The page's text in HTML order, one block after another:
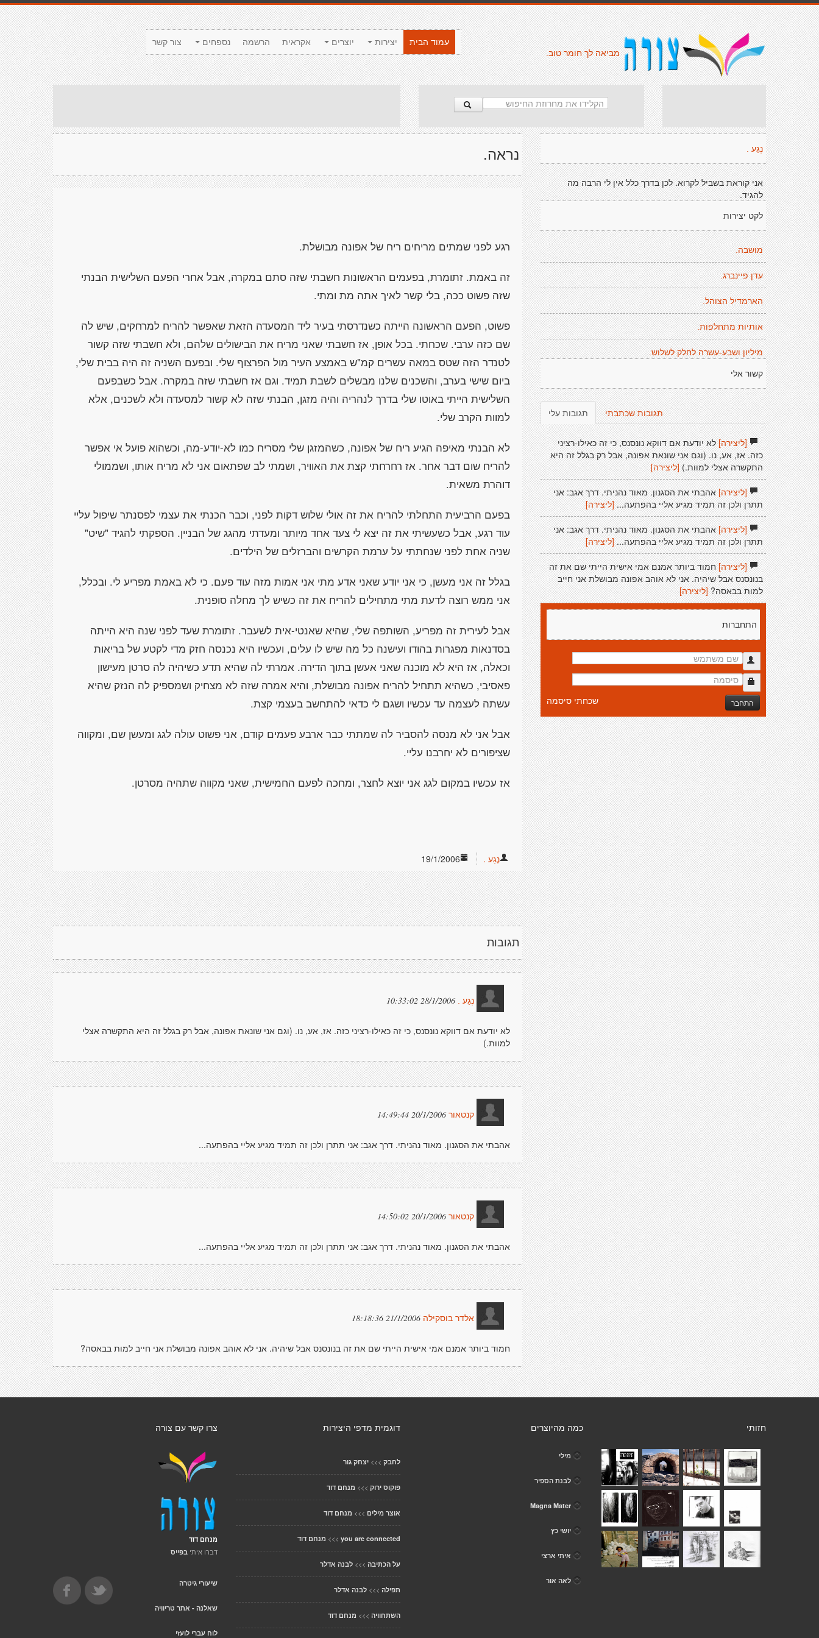
צור קשר נספחים הרשמה אקראית יוצרים יצירות
עמוד הבית
מביאה לך חומר טוב.
נראה.
רגע לפני שמתים מריחים ריח של אפונה מבושלת.
זה באמת. זתומרת, בפעמים הראשונות חשבתי שזה סתם במקרה, אבל אחרי הפעם השלישית הבנתי
שזה פשוט ככה, בלי קשר לאיך אתה מת ומתי.
פשוט, הפעם הראשונה הייתה כשנדרסתי בעיר ליד המסעדה הזאת שאפשר להריח למרחקים, שיש לה
שם כזה ערבי. שכחתי. בכל אופן, אז חשבתי שאני מריח את הבישולים שלהם, ולא חשבתי שזה קשור
לטנדר הזה שטס במאה עשרים קמ"ש באמצע העיר מול הפרצוף שלי. ובפעם השניה זה היה בבית שלי,
ביום שישי בערב, והשכנים שלנו מבשלים לשבת תמיד. וגם אז חשבתי שזה במקרה. אבל כשבפעם
השלישית הייתי באוטו שלי בדרך לנהריה והיה מזגן, הבנתי שזה לא קשור למסעדה ולא לשכנים, אלא
למוות הקרב שלי.
לא הבנתי מאיפה הגיע ריח של אפונה, כשהמזגן שלי מסריח כמו לא-יודע-מה, וכשהוא פועל אי אפשר
להריח שום דבר אחר. אז רחרחתי קצת את האוויר, ושמתי לב שפתאום אני לא מריח אותו, ושממולי
דוהרת משאית.
בפעם הרביעית התחלתי להריח את זה אולי שלוש דקות לפני, וכבר הכנתי את עצמי לפסנתר שיפול עליי
עוד רגע, אבל כשעשיתי את זה יצא לי צעד אחד מיותר ומעדתי מהגג של הבניין. הספקתי להגיד "שיט"
שניה אחת לפני שנחתתי על ערמת הקרשים והברזלים של הילדים.
בגלל זה אני מעשן, כי אני יודע שאני אדע מתי אני אמות מזה עוד פעם. כי לא באמת מפריע לי. ובכלל,
אני ממש רוצה לדעת מתי מתחילים להריח את זה כשיש לך מחלה סופנית.
אבל לעירית זה מפריע, השותפה שלי, שהיא שאנטי-אית לשעבר. זתומרת שעד לפני שנה היא הייתה
בסדנאות מפגרות בהודו ועישנה כל מה שיש לו עלים, ועכשיו היא נכנסה חזק מדי לקטע של בריאות
וכאלה, אז היא לא מוכנה שאני אעשן בתוך הדירה. אמרתי לה שהיא תדע כשיהיה לה סרטן מעישון
פאסיבי, כשהיא תתחיל להריח אפונה מבושלת, והיא אמרה שזה לא מצחיק ושמספיק לה הנזק שהיא
עשתה לעצמה עד עכשיו ושגם לי כדאי להתחשב בעצמי קצת.
אבל אני לא מנסה להסביר לה שמתתי כבר ארבע פעמים קודם, אני פשוט עולה לגג ומעשן שם, ומקווה
שציפורים לא יחרבנו עליי.
אז עכשיו במקום לגג אני יוצא לחצר, ומחכה לפעם החמישית, שאני מקווה שתהיה מסרטן.
19/1/2006 נֶגַע .
תגובות
נֶגַע . 28/1/2006 10:33:02
לא יודעת אם דווקא נונסנס, כי זה כאילו-רציני כזה. אז, אע, נו. (וגם אני שונאת אפונה, אבל רק בגלל זה היא התקשרה אצלי
למוות.)
קנטאור 20/1/2006 14:49:44
אהבתי את הסגנון. מאוד נהניתי. דרך אגב: אני תתרן ולכן זה תמיד מגיע אליי בהפתעה...
קנטאור 20/1/2006 14:50:02
אהבתי את הסגנון. מאוד נהניתי. דרך אגב: אני תתרן ולכן זה תמיד מגיע אליי בהפתעה...
אלדר בוסקילה 21/1/2006 18:18:36
חמוד ביותר אמנם אמי אישית הייתי שם את זה בנונסנס אבל שיהיה. אני לא אוהב אפונה מבושלת אני חייב למות בבאסה?
נֶגַע .
אני קוראת בשביל לקרוא. לכן בדרך כלל אין לי הרבה מה
להגיד.
לקט יצירות
מושבה.
עדן פיינברג.
הארמדיל הצוהל.
אותיות מתחלפות.
מיליון ושבע-עשרה לחלק לשלוש.
קשור אלי
תגובות עלי תגובות שכתבתי
[ליצירה]לא יודעת אם דווקא נונסנס, כי זה כאילו-רציני
כזה. אז, אע, נו. (וגם אני שונאת אפונה, אבל רק בגלל זה היא
התקשרה אצלי למוות.) [ליצירה]
[ליצירה]אהבתי את הסגנון. מאוד נהניתי. דרך אגב: אני
תתרן ולכן זה תמיד מגיע אליי בהפתעה... [ליצירה]
[ליצירה]אהבתי את הסגנון. מאוד נהניתי. דרך אגב: אני
תתרן ולכן זה תמיד מגיע אליי בהפתעה... [ליצירה]
[ליצירה]חמוד ביותר אמנם אמי אישית הייתי שם את זה
בנונסנס אבל שיהיה. אני לא אוהב אפונה מבושלת אני חייב
למות בבאסה? [ליצירה]
התחברות
התחבר שכחתי סיסמה
צרו קשר עם צורה
מנחם דוד
דברו איתי בפייס
שיעורי גיטרה
שאלנה - אתר טריוויה
לוח עברי לועזי
דוגמית מדפי היצירות
לחבק >>> יצחק גור
פוקוס ירוק >>> מנחם דוד
אוצר מילים >>> מנחם דוד
you are connected
>>> מנחם דוד
על הכתיבה >>> לבנה אדלר
תפילה >>> לבנה אדלר
השתחוויה >>> מנחם דוד
כמה מהיוצרים
מילי
לבנת הספיר
Magna Mater
יושי כץ
איתי ארצי
לאה אור
חזותי